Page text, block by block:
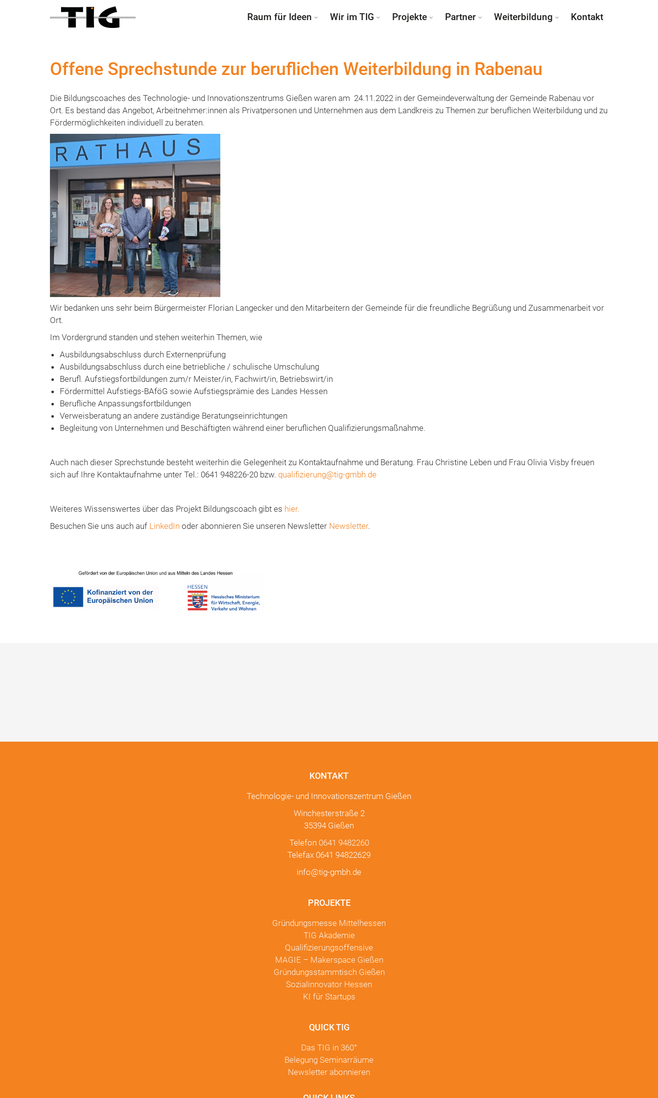
Raum für Ideen Wir im TIG Projekte Partner Weiterbildung Kontakt
Offene Sprechstunde zur beruflichen Weiterbildung in Rabenau
Die Bildungscoaches des Technologie- und ​Innovationszentrums Gießen waren am ​ 24.11.2022 in der Gemeindeverwaltung ​der Gemeinde Rabenau vor
Ort. ​Es bestand das Angebot, Arbeitnehmer:innen ​als Privatpersonen und Unternehmen aus dem Landkreis​ zu Themen zur beruflichen Weiterbildung ​und zu
Fördermöglichkeiten individuell zu beraten.
Wir bedanken uns sehr beim Bürgermeister Florian Langecker und den Mitarbeitern der Gemeinde für die freundliche Begrüßung und Zusammenarbeit vor
Ort.​
​Im Vordergrund standen und stehen weiterhin Themen, wie​
Ausbildungsabschluss durch Externenprüfung​
Ausbildungsabschluss durch eine betriebliche / schulische Umschulung ​
Berufl. Aufstiegsfortbildungen zum/r Meister/in, Fachwirt/in, Betriebswirt/in ​
Fördermittel Aufstiegs-BAföG sowie Aufstiegsprämie des Landes Hessen ​
Berufliche Anpassungsfortbildungen ​
Verweisberatung an andere zuständige Beratungseinrichtungen ​
Begleitung von Unternehmen und Beschäftigten während einer beruflichen Qualifizierungsmaßnahme.​
Auch nach dieser Sprechstunde besteht weiterhin die Gelegenheit zu Kontaktaufnahme und Beratung. Frau Christine Leben und Frau Olivia Visby freuen
sich auf Ihre Kontaktaufnahme unter Tel.: 0641 948226-20 bzw. qualifizierung@tig-gmbh.de
Weiteres Wissenswertes über das Projekt Bildungscoach gibt es hier.
Besuchen Sie uns auch auf LinkedIn oder abonnieren Sie unseren Newsletter Newsletter.
KONTAKT
Technologie- und Innovationszentrum Gießen
Winchesterstraße 2
35394 Gießen
Telefon 0641 9482260
Telefax 0641 94822629
info@tig-gmbh.de
PROJEKTE
Gründungsmesse Mittelhessen
TIG Akademie
Qualifizierungsoffensive
MAGIE – Makerspace Gießen
Gründungsstammtisch Gießen
Sozialinnovator Hessen
KI für Startups
QUICK TIG
Das TIG in 360°
Belegung Seminarräume
Newsletter abonnieren